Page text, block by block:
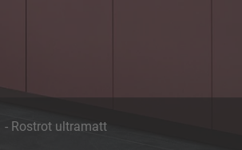
- Rostrot ultramatt